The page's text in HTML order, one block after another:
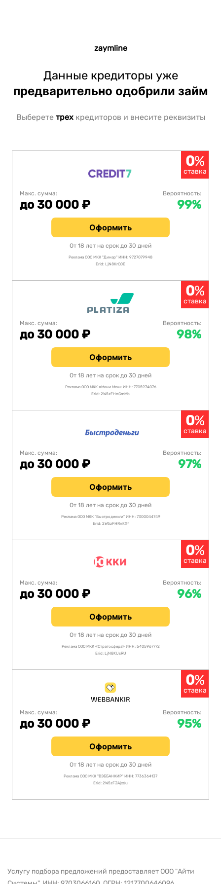
zaymline
Данные кредиторы уже
предварительно одобрили займ
Выберете трехкредиторов и внесите реквизиты
0%
ставка
Макс. сумма:
до 30 000 ₽
Вероятность:
99%
Оформить
От 18 лет на срок до 30 дней
Реклама ООО МКК "Динар" ИНН: 9727079948
Erid: LjN8KrQ0E
0%
ставка
Макс. сумма:
до 30 000 ₽
Вероятность:
98%
Оформить
От 18 лет на срок до 30 дней
Реклама ООО МКК «Мани Мен» ИНН: 7705974076
Erid: 2W5zFHnGmMb
0%
ставка
Макс. сумма:
до 30 000 ₽
Вероятность:
97%
Оформить
От 18 лет на срок до 30 дней
Реклама ООО МКК "Быстроденьги" ИНН: 7300044749
Erid: 2W5zFHRnKXf
0%
ставка
Макс. сумма:
до 30 000 ₽
Вероятность:
96%
Оформить
От 18 лет на срок до 30 дней
Реклама ООО МКК «Стратосфера» ИНН: 5405967772
Erid: LjN8KUsRU
0%
ставка
Макс. сумма:
до 30 000 ₽
Вероятность:
95%
Оформить
От 18 лет на срок до 30 дней
Реклама ООО МКК "ВЭББАНКИР" ИНН: 7736364137
Erid: 2W5zFJAjc6u
Услугу подбора предложений предоставляет ООО "Айти